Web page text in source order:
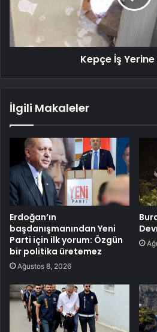
Kepçe İş
İlgili Makaleler
Erdoğan’ın
başdanışmanından Yeni
Parti için ilk yorum: Özgün
bir politika üretemez
Ağustos 8, 2026